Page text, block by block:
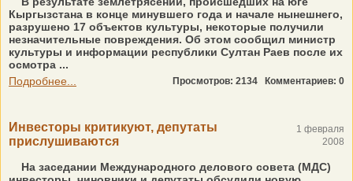
Кыргызстана в конце минувшего года и начале нынешнего,
разрушено 17 объектов культуры, некоторые получили
незначительные повреждения. Об этом сообщил министр
культуры и информации республики Султан Раев после их
осмотра ...
Подробнее...
Просмотров: 2134 Комментариев: 0
Инвесторы критикуют, депутаты
прислушиваются
1 февраля
2008
На заседании Международного делового совета (МДС)